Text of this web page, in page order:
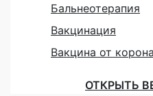
Бальнеотерапия
Вакцинация
Вакцина от
ОТКРЫТЬ